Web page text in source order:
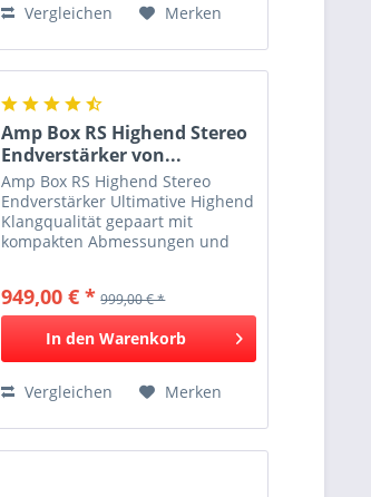
Vergleichen Merken
Amp Box RS Highend Stereo
Endverstärker von...
Amp Box RS Highend Stereo
Endverstärker Ultimative Highend
Klangqualität gepaart mit
kompakten Abmessungen und
Highend-Endstufe aus: 1.
Aufwändiger
Doppelmonoaufbau...
949,00 € * 999,00 € *
In den Warenkorb
Vergleichen Merken